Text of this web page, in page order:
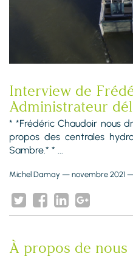
Interview de
Administrateur
* *Frédéric Chaudoir nous
propos des centrales
Sambre.* * ...
Michel Damay — novembre 2021 —
À propos de nous